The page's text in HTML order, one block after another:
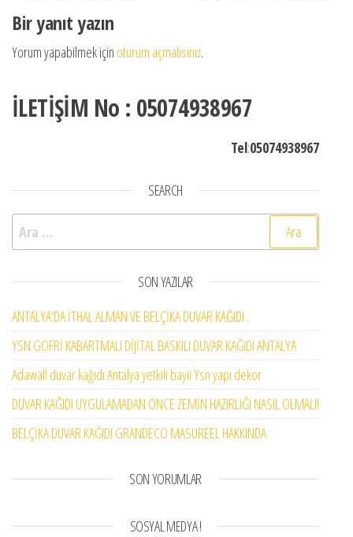
Bir yanıt yazın
Yorum yapabilmek için oturum açmalısınız.
İLETİŞİM No : 05074938967
Tel:05074938967
SEARCH
Arama:
SON YAZILAR
ANTALYA’DA İTHAL ALMAN VE BELÇİKA DUVAR KAĞIDI .
YSN GOFRİ KABARTMALI DİJİTAL BASKILI DUVAR KAĞIDI ANTALYA
Adawall duvar kağıdı Antalya yetkili bayii Ysn yapı dekor
DUVAR KAĞIDI UYGULAMADAN ÖNCE ZEMİN HAZIRLIĞI NASIL OLMALI!
BELÇİKA DUVAR KAĞIDI GRANDECO MASUREEL HAKKINDA
SON YORUMLAR
SOSYAL MEDYA !